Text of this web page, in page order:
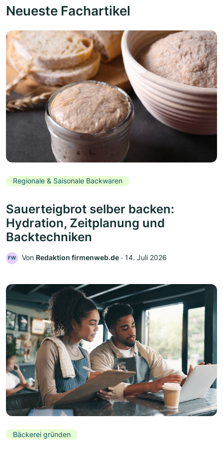
Neueste Fachartikel
Regionale & Saisonale Backwaren
Sauerteigbrot selber backen:
Hydration, Zeitplanung und
Backtechniken
FW Von Redaktion firmenweb.de ‧ 14. Juli 2026
Bäckerei gründen